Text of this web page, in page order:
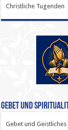
Christliche Tugenden
Gebet und
Gebet und Geistliches